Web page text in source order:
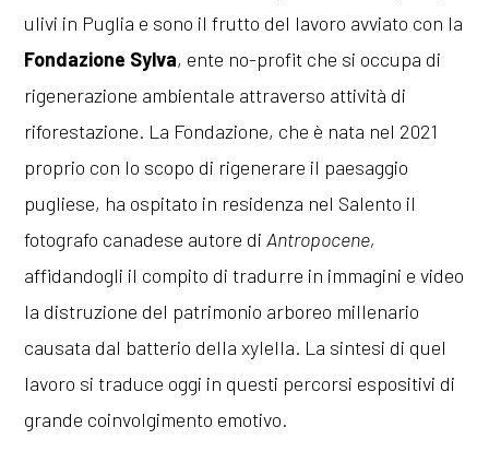
ulivi in Puglia e sono il frutto del lavoro avviato con la
Fondazione Sylva, ente no-profit che si occupa di
rigenerazione ambientale attraverso attività di
riforestazione. La Fondazione, che è nata nel 2021
proprio con lo scopo di rigenerare il paesaggio
pugliese, ha ospitato in residenza nel Salento il
fotografo canadese autore di Antropocene,
affidandogli il compito di tradurre in immagini e video
la distruzione del patrimonio arboreo millenario
causata dal batterio della xylella. La sintesi di quel
lavoro si traduce oggi in questi percorsi espositivi di
grande coinvolgimento emotivo.